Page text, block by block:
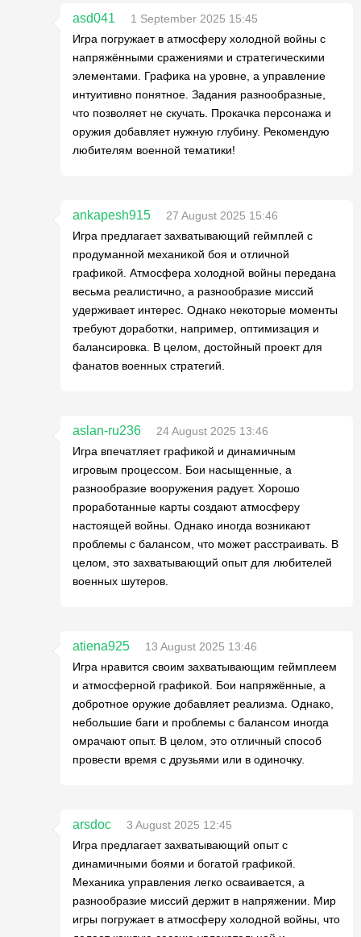
asd041
1 September 2025 15:45
Игра погружает в атмосферу холодной войны с
напряжёнными сражениями и стратегическими
элементами. Графика на уровне, а управление
интуитивно понятное. Задания разнообразные,
что позволяет не скучать. Прокачка персонажа и
оружия добавляет нужную глубину. Рекомендую
любителям военной тематики!
ankapesh915
27 August 2025 15:46
Игра предлагает захватывающий геймплей с
продуманной механикой боя и отличной
графикой. Атмосфера холодной войны передана
весьма реалистично, а разнообразие миссий
удерживает интерес. Однако некоторые моменты
требуют доработки, например, оптимизация и
балансировка. В целом, достойный проект для
фанатов военных стратегий.
aslan-ru236
24 August 2025 13:46
Игра впечатляет графикой и динамичным
игровым процессом. Бои насыщенные, а
разнообразие вооружения радует. Хорошо
проработанные карты создают атмосферу
настоящей войны. Однако иногда возникают
проблемы с балансом, что может расстраивать. В
целом, это захватывающий опыт для любителей
военных шутеров.
atiena925
13 August 2025 13:46
Игра нравится своим захватывающим геймплеем
и атмосферной графикой. Бои напряжённые, а
добротное оружие добавляет реализма. Однако,
небольшие баги и проблемы с балансом иногда
омрачают опыт. В целом, это отличный способ
провести время с друзьями или в одиночку.
arsdoc
3 August 2025 12:45
Игра предлагает захватывающий опыт с
динамичными боями и богатой графикой.
Механика управления легко осваивается, а
разнообразие миссий держит в напряжении. Мир
игры погружает в атмосферу холодной войны, что